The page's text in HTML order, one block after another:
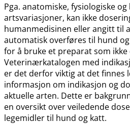
Pga. anatomiske, fysiologiske
artsvariasjoner, kan ikke
humanmedisinen eller angitt til
automatisk overføres til hund
for å bruke et preparat som
Veterinærkatalogen med
er det derfor viktig at det finnes
informasjon om indikasjon og
aktuelle arten. Dette er
en oversikt over veiledende
legemidler til hund og katt.